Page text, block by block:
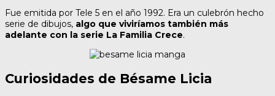
Fue emitida por Tele 5 en el año 1992. Era un culebrón hecho
serie de dibujos, algo que viviríamos también más
adelante con la serie La Familia Crece.
Curiosidades de Bésame Licia